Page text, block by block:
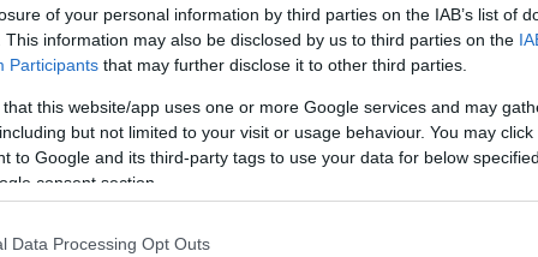
of your personal information by third parties on the IAB’s list of
This information may also be disclosed by us to third parties on the
Participants that may further disclose it to other third parties.
that this website/app uses one or more Google services and may
but not limited to your visit or usage behaviour. You may
to Google and its third-party tags to use your data for below
consent section.
Data Processing Opt Outs
avantgárd, népdalok és kattogások - sokszorosan
bátran kísérletező szólólemeze. Ez a kritika először a
számában jelent meg.
TOVÁBB →